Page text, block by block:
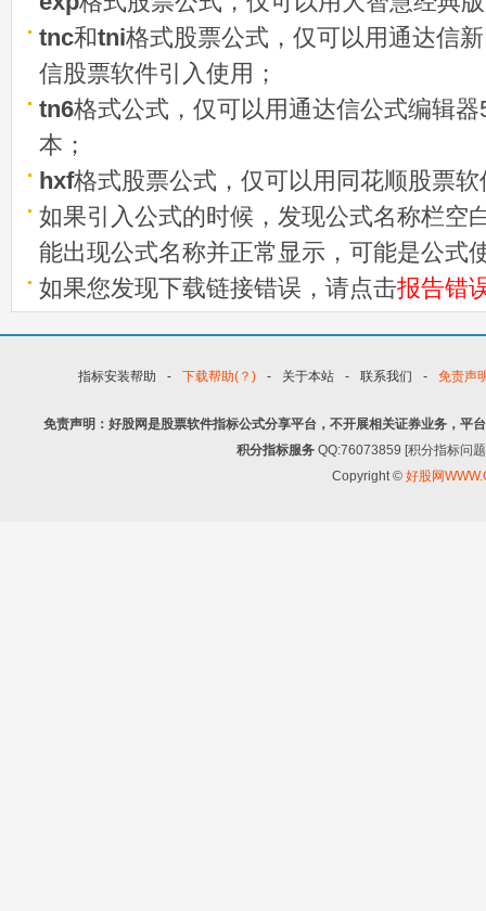
tnc和tni格式股票公式，仅可以用通达信
信股票软件引入使用；
tn6格式公式，仅可以用通达信公式编辑
本；
hxf格式股票公式，仅可以用同花顺股票
如果引入公式的时候，发现公式名称栏空
能出现公式名称并正常显示，可能是公式
如果您发现下载链接错误，请点击报告错
指标安装帮助 - 下载帮助(？) - 关于本站 - 联系我们 - 免责声
免责声明：好股网是股票软件指标公式分享平台，不开展相关证券业务，平
积分指标服务 QQ:76073859 [积分指标问
Copyright © 好股网